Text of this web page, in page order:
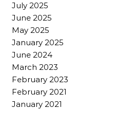
July 2025
June 2025
May 2025
January 2025
June 2024
March 2023
February 2023
February 2021
January 2021